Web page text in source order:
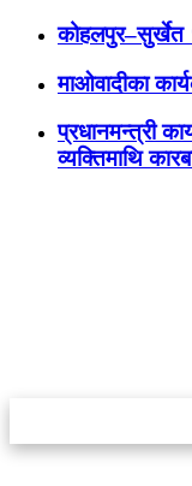
कोहलपुर–सुर्खेत
माओवादीका
प्रधानमन्त्री
व्यक्तिमाथि